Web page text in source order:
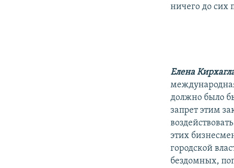
ничего до сих
Елена
должно было
запрет этим
этих
городской
бездомных,